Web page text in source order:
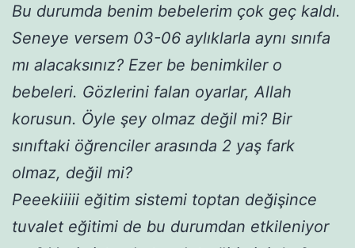
Bu durumda benim bebelerim çok geç kaldı.
Seneye versem 03-06 aylıklarla aynı sınıfa
mı alacaksınız? Ezer be benimkiler o
bebeleri. Gözlerini falan oyarlar, Allah
korusun. Öyle şey olmaz değil mi? Bir
sınıftaki öğrenciler arasında 2 yaş fark
olmaz, değil mi?
Peeekiiiii eğitim sistemi toptan değişince
tuvalet eğitimi de bu durumdan etkileniyor